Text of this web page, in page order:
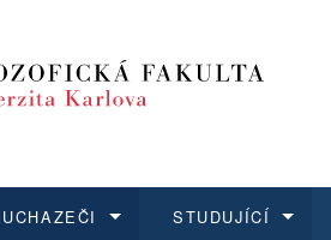
UCHAZEČI STUDUJÍCÍ